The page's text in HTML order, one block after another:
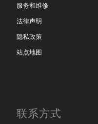
服务和维修
法律声明
隐私政策
站点地图
联系方式